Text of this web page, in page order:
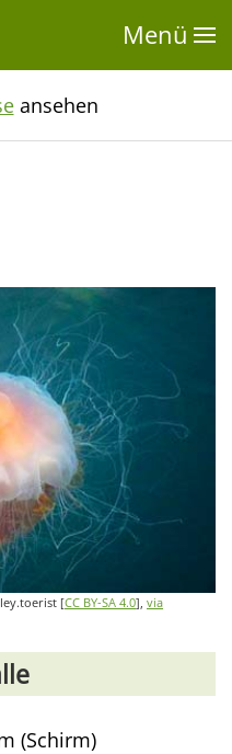
Menü
ansehen
[CC BY-SA 4.0], via
(Schirm)